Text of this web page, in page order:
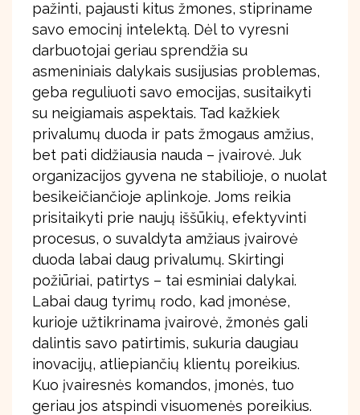
pažinti, pajausti kitus žmones, stipriname
savo emocinį intelektą. Dėl to vyresni
darbuotojai geriau sprendžia su
asmeniniais dalykais susijusias problemas,
geba reguliuoti savo emocijas, susitaikyti
su neigiamais aspektais. Tad kažkiek
privalumų duoda ir pats žmogaus amžius,
bet pati didžiausia nauda – įvairovė. Juk
organizacijos gyvena ne stabilioje, o nuolat
besikeičiančioje aplinkoje. Joms reikia
prisitaikyti prie naujų iššūkių, efektyvinti
procesus, o suvaldyta amžiaus įvairovė
duoda labai daug privalumų. Skirtingi
požiūriai, patirtys – tai esminiai dalykai.
Labai daug tyrimų rodo, kad įmonėse,
kurioje užtikrinama įvairovė, žmonės gali
dalintis savo patirtimis, sukuria daugiau
inovacijų, atliepiančių klientų poreikius.
Kuo įvairesnės komandos, įmonės, tuo
geriau jos atspindi visuomenės poreikius.